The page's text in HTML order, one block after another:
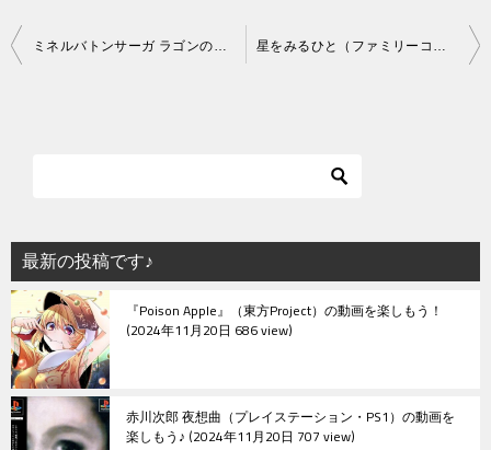
投
シ
ョ
ン
最新の投稿です♪
『Poison Apple』（東方Project）の動画を楽しもう！
2024年11月20日 686 view
赤川次郎 夜想曲（プレイステーション・PS1）の動画を
楽しもう♪ 2024年11月20日 707 view